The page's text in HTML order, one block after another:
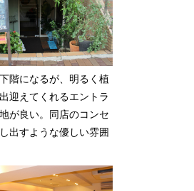
階になるが、明るく植
迎えてくれるエントラ
が良い。同店のコンセ
出すような優しい雰囲